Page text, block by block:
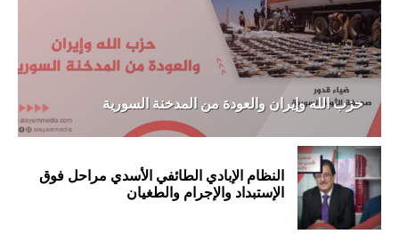
حزب الله وإيران والعودة من المدخنة السورية
النظام الإبادي الطائفي الأسدي مراحل فوق
الإستبداد والإجرام والطغيان